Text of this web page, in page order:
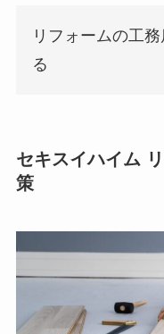
リフォームの工
る
セキスイハイム
策